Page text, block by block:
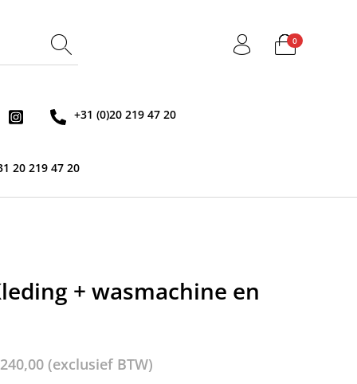
0
+31 (0)20 219 47 20
20 219 47 20
+ wasmachine en
240,00 (exclusief BTW)